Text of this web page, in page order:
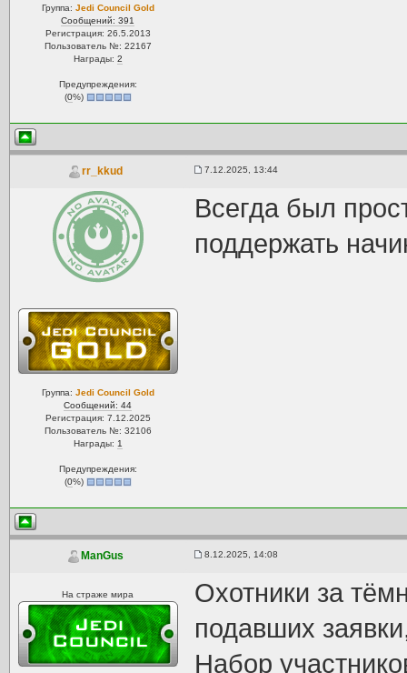
Группа: Jedi Council Gold
Сообщений: 391
Регистрация: 26.5.2013
Пользователь №: 22167
Награды: 2
Предупреждения:
(0%)
rr_kkud 7.12.2025, 13:44
Группа: Jedi Council Gold
Сообщений: 44
Регистрация: 7.12.2025
Пользователь №: 32106
Награды: 1
Предупреждения:
(0%)
Всегда был
поддержать
ManGus 8.12.2025, 14:08
На страже мира
Охотники за
подавших
Набор